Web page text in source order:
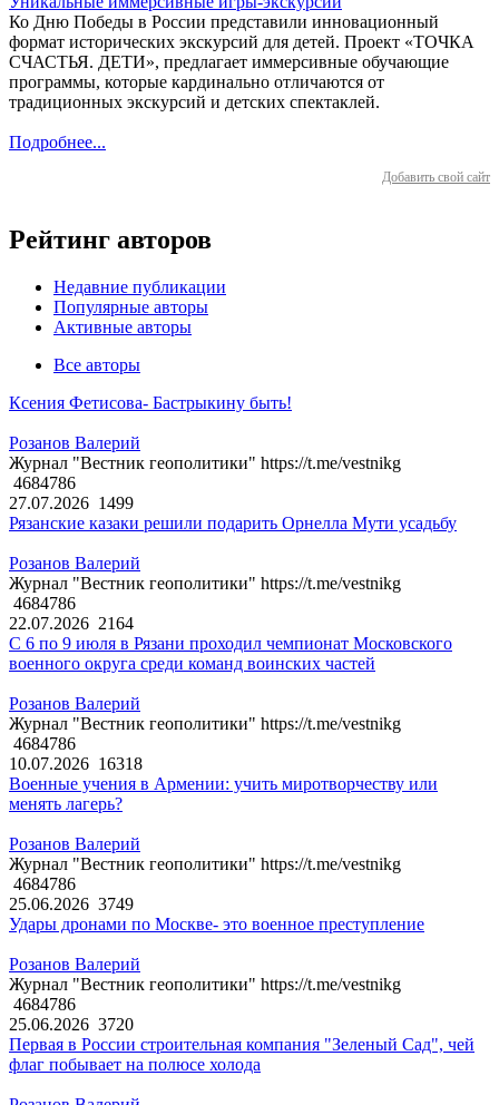
Ко Дню Победы в России представили инновационный
формат исторических экскурсий для детей. Проект «ТОЧКА
СЧАСТЬЯ. ДЕТИ», предлагает иммерсивные обучающие
программы, которые кардинально отличаются от
традиционных экскурсий и детских спектаклей.
Подробнее...
Добавить свой сайт
Рейтинг авторов
Недавние публикации
Популярные авторы
Активные авторы
Все авторы
Ксения Фетисова- Бастрыкину быть!
Розанов Валерий
Журнал "Вестник геополитики" https://t.me/vestnikg
4684786
27.07.2026 1499
Рязанские казаки решили подарить Орнелла Мути усадьбу
Розанов Валерий
Журнал "Вестник геополитики" https://t.me/vestnikg
4684786
22.07.2026 2164
С 6 по 9 июля в Рязани проходил чемпионат Московского
военного округа среди команд воинских частей
Розанов Валерий
Журнал "Вестник геополитики" https://t.me/vestnikg
4684786
10.07.2026 16318
Военные учения в Армении: учить миротворчеству или
менять лагерь?
Розанов Валерий
Журнал "Вестник геополитики" https://t.me/vestnikg
4684786
25.06.2026 3749
Удары дронами по Москве- это военное преступление
Розанов Валерий
Журнал "Вестник геополитики" https://t.me/vestnikg
4684786
25.06.2026 3720
Первая в России строительная компания "Зеленый Сад", чей
флаг побывает на полюсе холода